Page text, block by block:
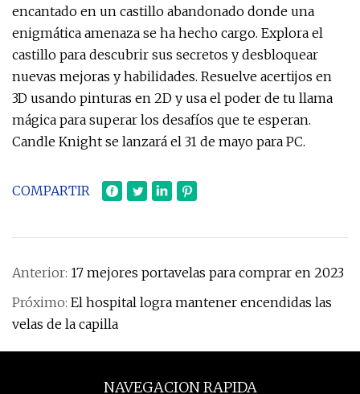
encantado en un castillo abandonado donde una
enigmática amenaza se ha hecho cargo. Explora el
castillo para descubrir sus secretos y desbloquear
nuevas mejoras y habilidades. Resuelve acertijos en
3D usando pinturas en 2D y usa el poder de tu llama
mágica para superar los desafíos que te esperan.
Candle Knight se lanzará el 31 de mayo para PC.
COMPARTIR
Anterior: 17 mejores portavelas para comprar en 2023
Próximo: El hospital logra mantener encendidas las
velas de la capilla
NAVEGACION RAPIDA